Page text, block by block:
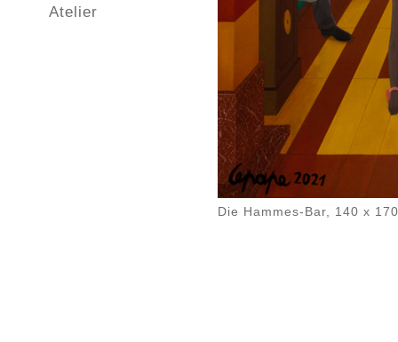
Atelier
Die Hammes-Bar, 140 x